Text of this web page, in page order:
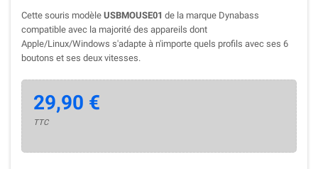
Cette souris modèle USBMOUSE01 de la marque Dynabass
compatible avec la majorité des appareils dont
Apple/Linux/Windows s'adapte à n'importe quels profils avec ses 6
boutons et ses deux vitesses.
29,90 €
TTC